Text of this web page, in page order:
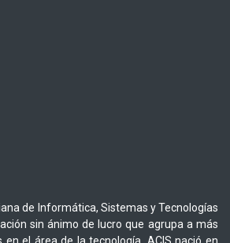
de Informática, Sistemas y Tecnologías
sin ánimo de lucro que agrupa a más
el área de la tecnología. ACIS nació en